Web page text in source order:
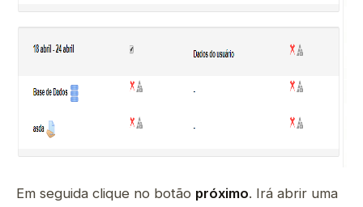
Em seguida clique no botão próximo. Irá abrir uma